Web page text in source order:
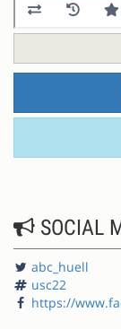
SOCIAL
abc_huell
usc22
https://